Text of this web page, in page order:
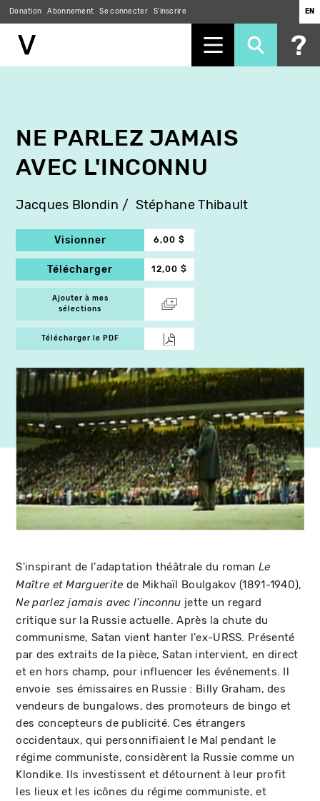
Donation Abonnement Se connecter S'inscrire EN
NE PARLEZ JAMAIS
AVEC L'INCONNU
Jacques Blondin Stéphane Thibault
Visionner 6,00 $
Télécharger 12,00 $
Ajouter à mes
sélections
Télécharger le PDF
S'inspirant de l'adaptation théâtrale du roman Le
Maître et Marguerite de Mikhaïl Boulgakov (1891-1940),
Ne parlez jamais avec l'inconnu jette un regard
critique sur la Russie actuelle. Après la chute du
communisme, Satan vient hanter l'ex-URSS. Présenté
par des extraits de la pièce, Satan intervient, en direct
et en hors champ, pour influencer les événements. Il
envoie ses émissaires en Russie : Billy Graham, des
vendeurs de bungalows, des promoteurs de bingo et
des concepteurs de publicité. Ces étrangers
occidentaux, qui personnifiaient le Mal pendant le
régime communiste, considèrent la Russie comme un
Klondike. Ils investissent et détournent à leur profit
les lieux et les icônes du régime communiste, et